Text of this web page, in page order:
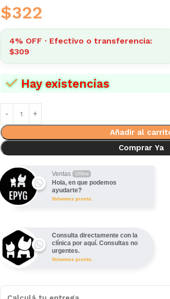
$322
4% OFF · Efectivo o transferencia:
$309
Hay existencias
Añadir al
Comprar Ya
Ventas Offline
Hola, en que podemos
ayudarte?
Volvemos pronto.
Consulta directamente con la
clínica por aquí. Consultas no
urgentes.
Volvemos pronto.